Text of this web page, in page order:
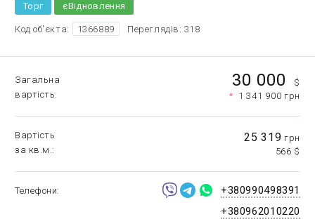
Торг єВідновлення
Код об'єкта: 1366889 Переглядів: 318
Загальна
вартість
30 000
$
* 1 341 900 грн
Вартість
за кв.м.
25 319 грн
566 $
Телефони
+380990498391
+380962010220